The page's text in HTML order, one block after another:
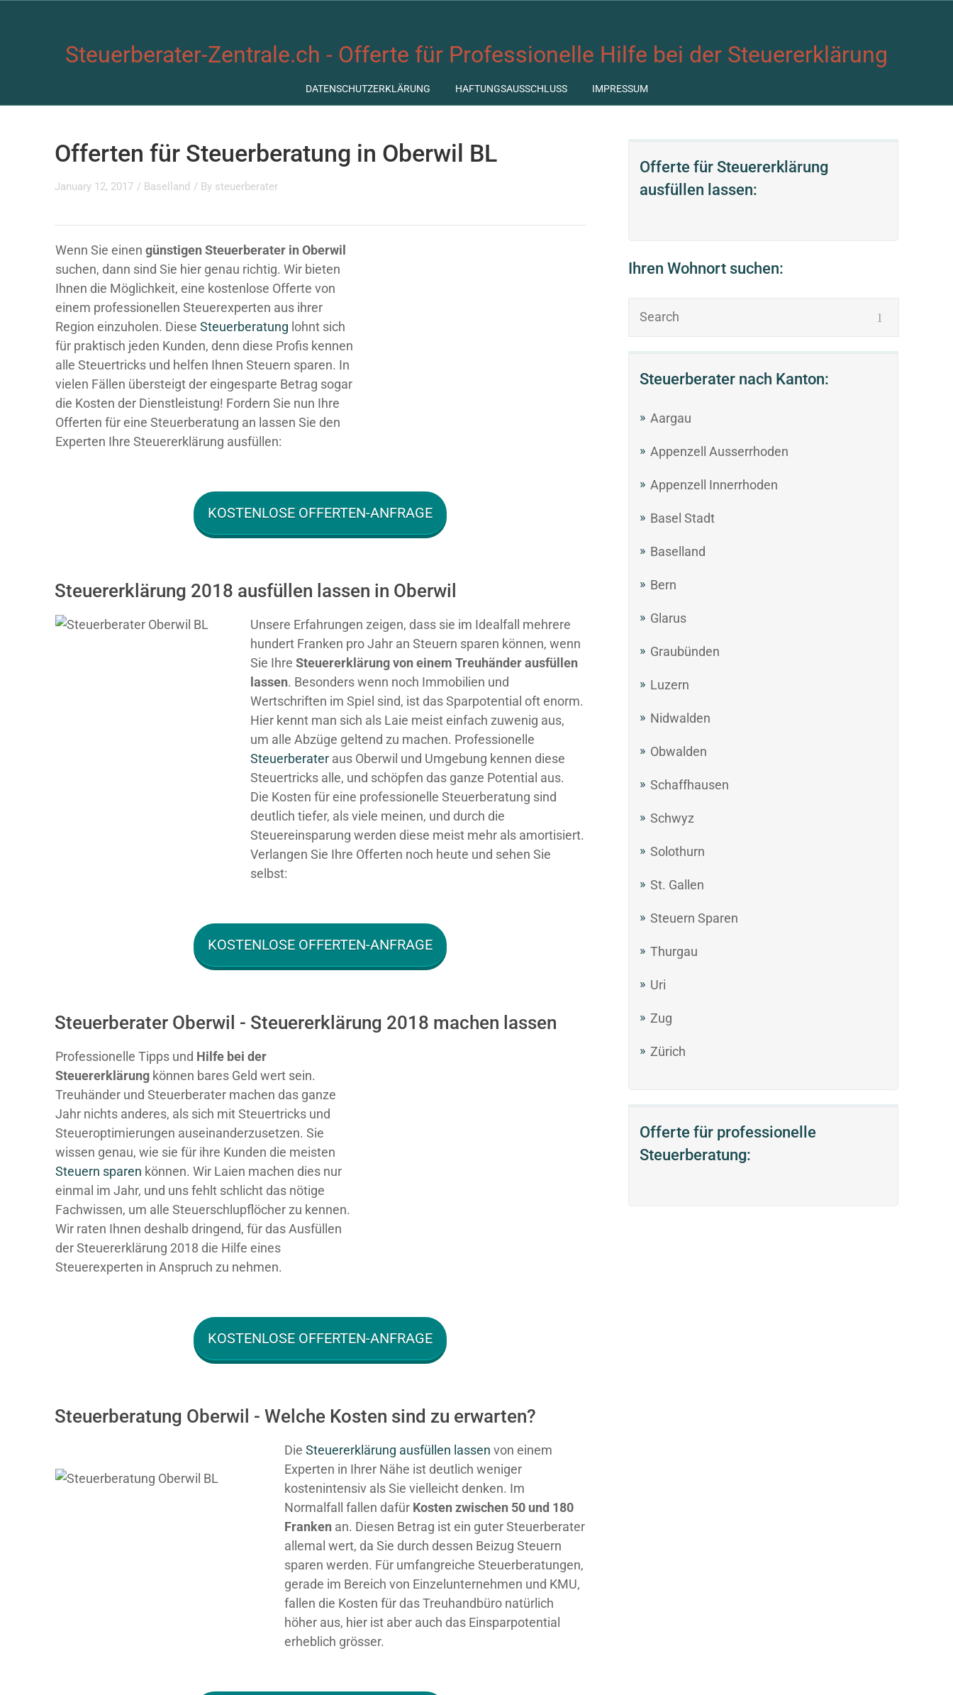
Steuerberater-Zentrale.ch - Offerte für Professionelle Hilfe bei der Steuererklärung
DATENSCHUTZERKLÄRUNG HAFTUNGSAUSSCHLUSS IMPRESSUM
Offerte für Steuererklärung
ausfüllen lassen:
Ihren Wohnort suchen:
Steuerberater nach Kanton:
Aargau
Appenzell Ausserrhoden
Appenzell Innerrhoden
Basel Stadt
Baselland
Bern
Glarus
Graubünden
Luzern
Nidwalden
Obwalden
Schaffhausen
Schwyz
Solothurn
St. Gallen
Steuern Sparen
Thurgau
Uri
Zug
Zürich
Offerte für professionelle
Steuerberatung:
Offerten für Steuerberatung in Oberwil BL
January 12, 2017 / Baselland / By steuerberater
Wenn Sie einen günstigen Steuerberater in Oberwil
suchen, dann sind Sie hier genau richtig. Wir bieten
Ihnen die Möglichkeit, eine kostenlose Offerte von
einem professionellen Steuerexperten aus ihrer
Region einzuholen. Diese Steuerberatung lohnt sich
für praktisch jeden Kunden, denn diese Profis kennen
alle Steuertricks und helfen Ihnen Steuern sparen. In
vielen Fällen übersteigt der eingesparte Betrag sogar
die Kosten der Dienstleistung! Fordern Sie nun Ihre
Offerten für eine Steuerberatung an lassen Sie den
Experten Ihre Steuererklärung ausfüllen:
KOSTENLOSE OFFERTEN-ANFRAGE
Steuererklärung 2018 ausfüllen lassen in Oberwil
Unsere Erfahrungen zeigen, dass sie im Idealfall mehrere
hundert Franken pro Jahr an Steuern sparen können, wenn
Sie Ihre Steuererklärung von einem Treuhänder ausfüllen
lassen. Besonders wenn noch Immobilien und
Wertschriften im Spiel sind, ist das Sparpotential oft enorm.
Hier kennt man sich als Laie meist einfach zuwenig aus,
um alle Abzüge geltend zu machen. Professionelle
Steuerberater aus Oberwil und Umgebung kennen diese
Steuertricks alle, und schöpfen das ganze Potential aus.
Die Kosten für eine professionelle Steuerberatung sind
deutlich tiefer, als viele meinen, und durch die
Steuereinsparung werden diese meist mehr als amortisiert.
Verlangen Sie Ihre Offerten noch heute und sehen Sie
selbst:
KOSTENLOSE OFFERTEN-ANFRAGE
Steuerberater Oberwil - Steuererklärung 2018 machen lassen
Professionelle Tipps und Hilfe bei der
Steuererklärung können bares Geld wert sein.
Treuhänder und Steuerberater machen das ganze
Jahr nichts anderes, als sich mit Steuertricks und
Steueroptimierungen auseinanderzusetzen. Sie
wissen genau, wie sie für ihre Kunden die meisten
Steuern sparen können. Wir Laien machen dies nur
einmal im Jahr, und uns fehlt schlicht das nötige
Fachwissen, um alle Steuerschlupflöcher zu kennen.
Wir raten Ihnen deshalb dringend, für das Ausfüllen
der Steuererklärung 2018 die Hilfe eines
Steuerexperten in Anspruch zu nehmen.
KOSTENLOSE OFFERTEN-ANFRAGE
Steuerberatung Oberwil - Welche Kosten sind zu erwarten?
Die Steuererklärung ausfüllen lassen von einem
Experten in Ihrer Nähe ist deutlich weniger
kostenintensiv als Sie vielleicht denken. Im
Normalfall fallen dafür Kosten zwischen 50 und 180
Franken an. Diesen Betrag ist ein guter Steuerberater
allemal wert, da Sie durch dessen Beizug Steuern
sparen werden. Für umfangreiche Steuerberatungen,
gerade im Bereich von Einzelunternehmen und KMU,
fallen die Kosten für das Treuhandbüro natürlich
höher aus, hier ist aber auch das Einsparpotential
erheblich grösser.